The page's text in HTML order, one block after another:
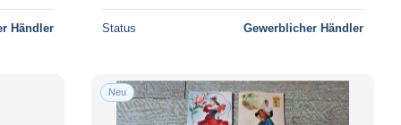
Händler Status Gewerblicher Händler
Neu